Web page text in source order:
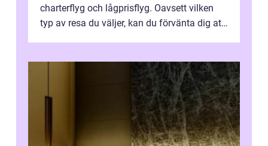
charterflyg och lågprisflyg. Oavsett vilken
typ av resa du väljer, kan du förvänta dig att